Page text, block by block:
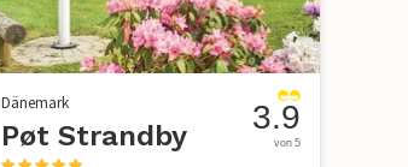
Dänemark
Pøt Strandby 3.9
von 5